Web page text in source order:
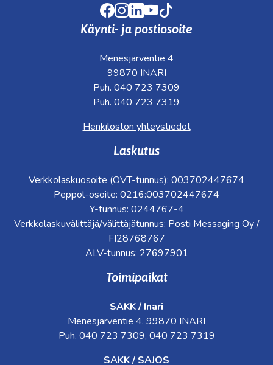
Facebook
Instagram
LinkedIn
Youtube
Käynti- ja postiosoite
Menesjärventie 4
99870 INARI
Puh. 040 723 7309
Puh. 040 723 7319
Henkilöstön yhteystiedot
Laskutus
Verkkolaskuosoite (OVT-tunnus): 003702447674
Peppol-osoite: 0216:003702447674
Y-tunnus: 0244767-4
Verkkolaskuvälittäjä/välittäjätunnus: Posti Messaging Oy /
FI28768767
ALV-tunnus: 27697901
Toimipaikat
SAKK / Inari
Menesjärventie 4, 99870 INARI
Puh. 040 723 7309, 040 723 7319
SAKK / SAJOS